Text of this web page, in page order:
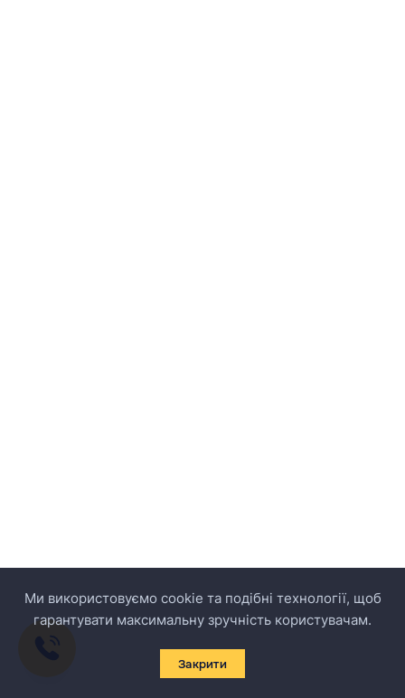
Ми використовуємо cookie та подібні технології, щоб
гарантувати максимальну зручність користувачам.
Закрити